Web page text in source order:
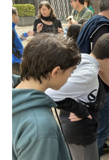
CATALÀ